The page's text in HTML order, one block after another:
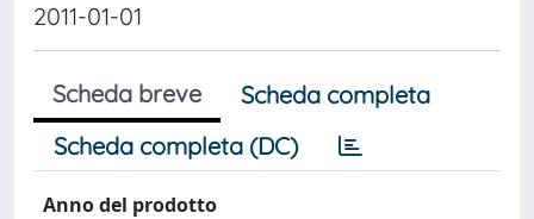
2011-01-01
Scheda breve
Scheda completa
Scheda completa (DC)
Anno del prodotto